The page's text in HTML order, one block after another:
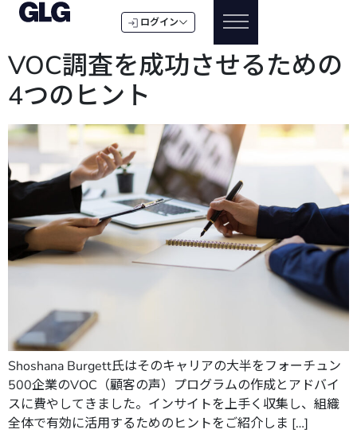
ログイン
VOC調査を成功させるための
4つのヒント
Shoshana Burgett氏はそのキャリアの大半をフォーチュン
500企業のVOC（顧客の声）プログラムの作成とアドバイ
スに費やしてきました。インサイトを上手く収集し、組織
全体で有効に活用するためのヒントをご紹介しま […]